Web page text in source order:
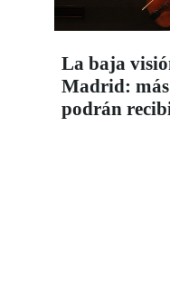
La baja
Madrid: más
podrán